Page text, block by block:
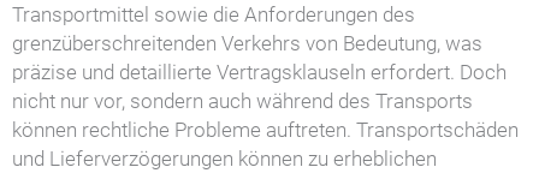
Transportmittel sowie die Anforderungen des
grenzüberschreitenden Verkehrs von Bedeutung, was
präzise und detaillierte Vertragsklauseln erfordert. Doch
nicht nur vor, sondern auch während des Transports
können rechtliche Probleme auftreten. Transportschäden
und Lieferverzögerungen können zu erheblichen